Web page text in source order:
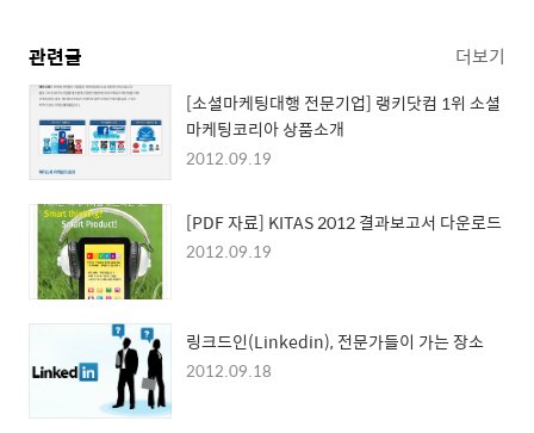
관련글 더보기
[소셜마케팅대행 전문기업] 랭키닷컴 1위 소셜
마케팅코리아 상품소개
2012.09.19
[PDF 자료] KITAS 2012 결과보고서 다운로드
2012.09.19
링크드인(Linkedin), 전문가들이 가는 장소
2012.09.18